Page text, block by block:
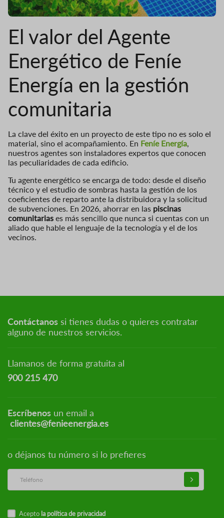
El valor del Agente
Energético de Feníe
Energía en la gestión
comunitaria
La clave del éxito en un proyecto de este tipo no es solo el
material, sino el acompañamiento. En Feníe Energía
nuestros agentes son instaladores expertos que conocen
las peculiaridades de cada edificio.
Tu agente energético se encarga de todo: desde el diseño
técnico y el estudio de sombras hasta la gestión de los
coeficientes de reparto ante la distribuidora y la solicitud
de subvenciones. En 2026, ahorrar en las piscinas
comunitarias es más sencillo que nunca si cuentas con un
aliado que hable el lenguaje de la tecnología y el de los
vecinos.
Contáctanos si tienes dudas o quieres contratar
alguno de nuestros servicios.
Llamanos de forma gratuita al
900 215 470
Escríbenos un email a
clientes@fenieenergia.es
o déjanos tu número si lo prefieres
Acepto la política de privacidad